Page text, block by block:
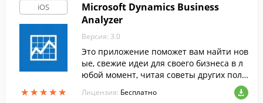
iOS
★★★★★
★★★★★
Microsoft Dynamics Business
Analyzer
Версия: 3.0
Это приложение поможет вам найти нов
ые, свежие идеи для своего бизнеса в л
юбой момент, читая советы других поль
Лицензия: Бесплатно